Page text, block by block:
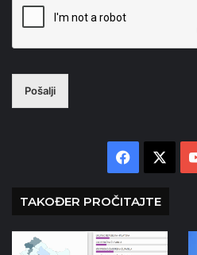
Pošalji
Facebook
TAKOĐER PROČITAJTE